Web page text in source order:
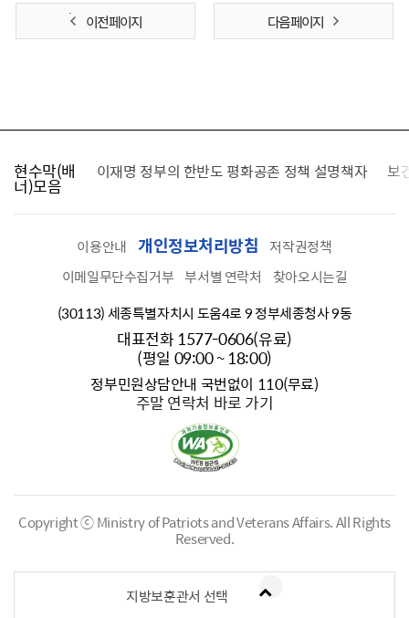
이전 페이지 다음 페이지
현수막(배
너)모음
찾습니다 이재명 정부의 한반도 평화공존 정책 설명책자 보
이용안내 개인정보처리방침
저작권정책
이메일무단수집거부 부서별 연락처
찾아오시는길
(30113) 세종특별자치시 도움4로 9 정부세종청사 9동
대표전화 1577-0606(유료)
(평일 09:00 ~ 18:00)
정부민원상담안내 국번없이 110(무료)
주말 연락처 바로 가기
Copyright ⓒ Ministry of Patriots and Veterans Affairs.All Rights
Reserved.
지방보훈관서 선택